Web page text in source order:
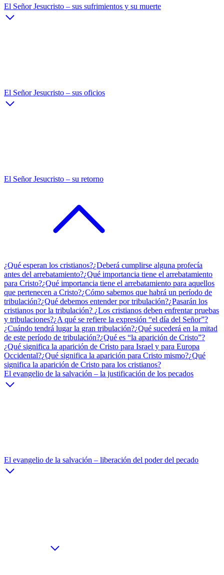
El Señor Jesucristo – sus sufrimientos y su muerte
El Señor Jesucristo – sus oficios
El Señor Jesucristo – su retorno
¿Qué esperan los cristianos?¿Deberá cumplirse alguna profecía
antes del arrebatamiento?¿Qué importancia tiene el arrebatamiento
para Cristo?¿Qué importancia tiene el arrebatamiento para aquellos
que pertenecen a Cristo?¿Cómo sabemos que habrá un período de
tribulación?¿Qué debemos entender por tribulación?¿Pasarán los
cristianos por la tribulación? ¿Los cristianos deben enfrentar pruebas
y tribulaciones?¿A qué se refiere la expresión “el día del Señor”?
¿Cuándo tendrá lugar la gran tribulación?¿Qué sucederá en la mitad
de este período de tribulación?¿Qué es “la aparición de Cristo”?
¿Qué significa la aparición de Cristo para Israel y para Europa
Occidental?¿Qué significa la aparición para Cristo mismo?¿Qué
significa la aparición de Cristo para los cristianos?
El evangelio de la salvación – la justificación de los pecados
El evangelio de la salvación – liberación del poder del pecado